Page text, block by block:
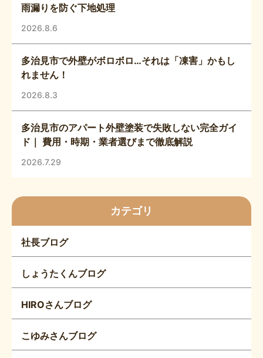
雨漏りを防ぐ下地処理
2026.8.6
多治見市で外壁がボロボロ…それは「凍害」かもし
れません！
2026.8.3
多治見市のアパート外壁塗装で失敗しない完全ガイ
ド｜ 費用・時期・業者選びまで徹底解説
2026.7.29
カテゴリ
社長ブログ
しょうたくんブログ
HIROさんブログ
こゆみさんブログ